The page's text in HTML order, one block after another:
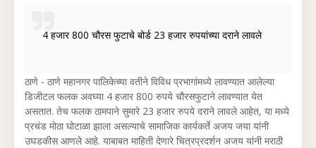
4 हजार 800 चौरस फुटाचे बोर्ड 23 हजार रुपयांच्या दराने लावले
ठाणे - ठाणे महानगर पालिकेच्या वतीने विविध प्रभागांमध्ये लावण्यात आलेल्या
डिजीटल फलक अवघ्या 4 हजार 800 रुपये चौरसफुटाने लावण्यात येत
असतात. तेच फलक ठामपाने सुमारे 23 हजार रुपये दराने लावले आहेत, या मध्ये
प्रचंड मोठा घोटाळा झाला असल्याचे सामाजिक कार्यकर्ते अजय जया यांनी
उघडकीस आणले आहे. याबाबत माहिती देणारे चित्रप्रदर्शन अजय यांनी मराठी